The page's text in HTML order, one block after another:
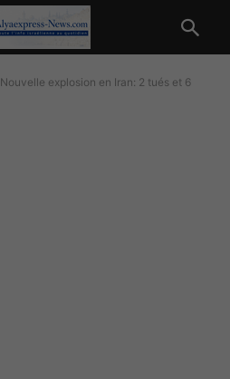
Nouvelle explosion en Iran: 2 tués et 6